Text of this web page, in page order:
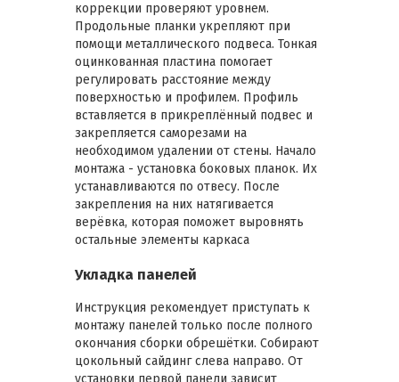
коррекции проверяют уровнем.
Продольные планки укрепляют при
помощи металлического подвеса. Тонкая
оцинкованная пластина помогает
регулировать расстояние между
поверхностью и профилем. Профиль
вставляется в прикреплённый подвес и
закрепляется саморезами на
необходимом удалении от стены. Начало
монтажа - установка боковых планок. Их
устанавливаются по отвесу. После
закрепления на них натягивается
верёвка, которая поможет выровнять
остальные элементы каркаса
Укладка панелей
Инструкция рекомендует приступать к
монтажу панелей только после полного
окончания сборки обрешётки. Собирают
цокольный сайдинг слева направо. От